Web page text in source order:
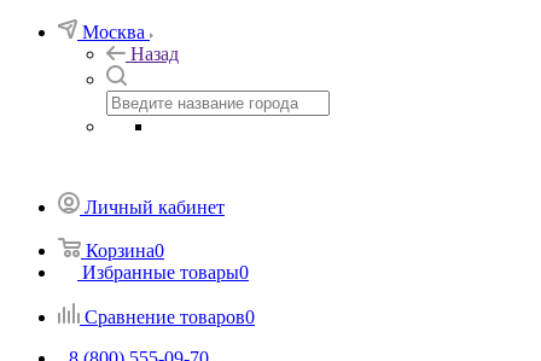
Москва
Назад
Личный кабинет
Корзина0
Избранные товары0
Сравнение товаров0